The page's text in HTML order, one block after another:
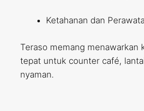
Ketahanan dan
Teraso memang menawarkan
tepat untuk counter café,
nyaman.